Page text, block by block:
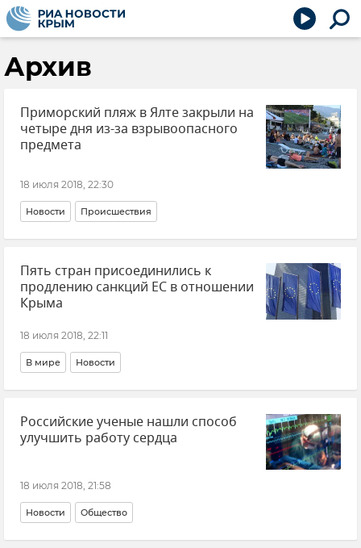
Архив
Приморский пляж в Ялте закрыли на
четыре дня из-за взрывоопасного
предмета
18 июля 2018, 22:30
Новости Происшествия
Пять стран присоединились к
продлению санкций ЕС в отношении
Крыма
18 июля 2018, 22:11
В мире Новости
Российские ученые нашли способ
улучшить работу сердца
18 июля 2018, 21:58
Новости Общество